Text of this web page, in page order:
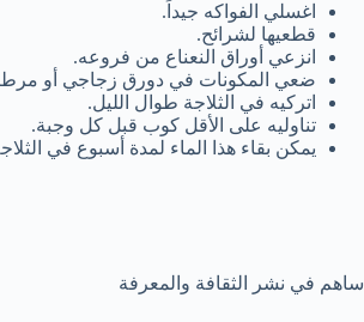
اغسلي الفواكه جيداً.
قطعيها لشرائح.
انزعي أوراق النعناع من فروعه.
ضعي المكونات في دورق زجاجي أو
اتركيه في الثلاجة طوال الليل.
تناوليه على الأقل كوب قبل كل وجبة.
يمكن بقاء هذا الماء لمدة أسبوع في
ساهم في نشر الثقافة والمعرفة